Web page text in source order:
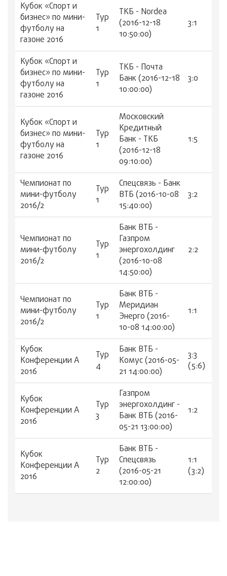
Кубок «Спорт и
бизнес» по мини-
футболу на
газоне 2016
Тур
1
ТКБ - Nordea
(2016-12-18
10:50:00)
3:1
Кубок «Спорт и
бизнес» по мини-
футболу на
газоне 2016
Тур
1
ТКБ - Почта
Банк (2016-12-18
10:00:00)
3:0
Кубок «Спорт и
бизнес» по мини-
футболу на
газоне 2016
Тур
1
Московский
Кредитный
Банк - ТКБ
(2016-12-18
09:10:00)
1:5
Чемпионат по
мини-футболу
2016/2
Тур
1
Спецсвязь - Банк
ВТБ (2016-10-08
15:40:00)
3:2
Чемпионат по
мини-футболу
2016/2
Тур
1
Банк ВТБ -
Газпром
энергохолдинг
(2016-10-08
14:50:00)
2:2
Чемпионат по
мини-футболу
2016/2
Тур
1
Банк ВТБ -
Меридиан
Энерго (2016-
10-08 14:00:00)
1:1
Кубок
Конференции А
2016
Тур
4
Банк ВТБ -
Комус (2016-05-
21 14:00:00)
3:3
(5:6)
Кубок
Конференции А
2016
Тур
3
Газпром
энергохолдинг -
Банк ВТБ (2016-
05-21 13:00:00)
1:2
Кубок
Конференции А
2016
Тур
2
Банк ВТБ -
Спецсвязь
(2016-05-21
12:00:00)
1:1
(3:2)